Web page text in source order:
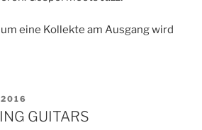
eine Kollekte am Ausgang wird
GUITARS